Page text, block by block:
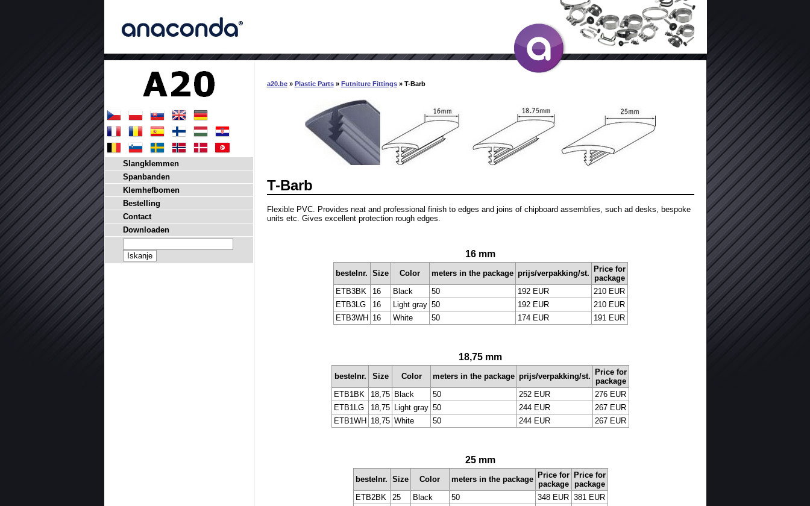
a20.be» Plastic Parts» Futniture Fittings» T-Barb
T-Barb
Flexible PVC. Provides neat and professional finish to edges and joins of chipboard assemblies, such ad desks, bespoke
units etc. Gives excellent protection rough edges.
16 mm
bestelnr. Size Color meters in the package prijs/verpakking/st.
Price for
package
ETB3BK
16 Black 50 192 EUR
210 EUR
ETB3LG
16 Light gray 50 192 EUR
210 EUR
ETB3WH 16 White 50 174 EUR 191 EUR
18,75 mm
bestelnr. Size Color meters in the package prijs/verpakking/st.
Price for
package
ETB1BK
18,75 Black 50 252 EUR
276 EUR
ETB1LG
18,75 Light gray 50 244 EUR
267 EUR
ETB1WH 18,75 White 50 244 EUR 267 EUR
25 mm
bestelnr. Size Color meters in the package
Price for
package
Price for
package
ETB2BK
25 Black 50 348 EUR 381 EUR
Slangklemmen
Spanbanden
Klemhefbomen
Bestelling
Contact
Downloaden